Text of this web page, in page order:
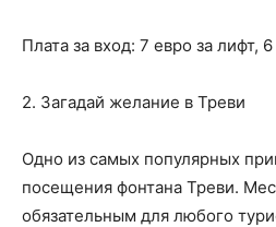
Плата за вход: 7 евро за лифт,
2. Загадай желание в Треви
Одно из самых популярных
посещения фонтана Треви.
обязательным для любого